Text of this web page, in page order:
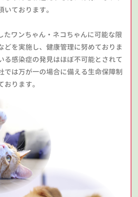
ております。
たワンちゃん・ネコちゃんに可能な限
どを実施し、健康管理に努めておりま
る感染症の発見はほぼ不可能とされて
では万が一の場合に備える生命保障制
ります。